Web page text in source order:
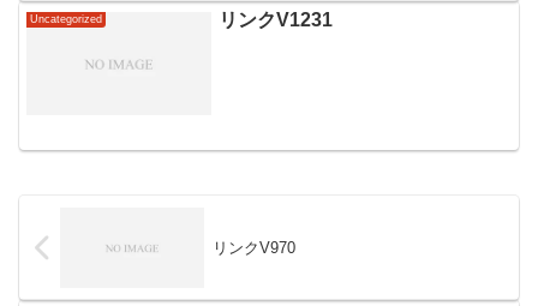
ます。本記事では、具体的な事例や成功
の秘訣を通じて、会計士や...
Uncategorized リンクV1231
リンクV970